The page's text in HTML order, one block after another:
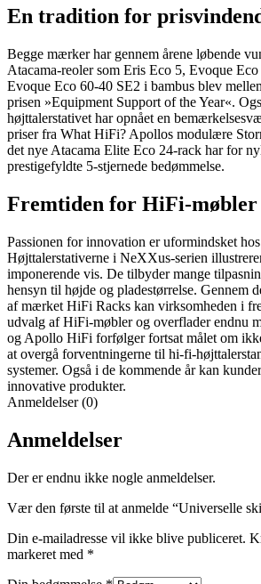
En tradition for
Begge mærker har gennem årene løbende
Atacama-reoler som Eris Eco 5, Evoque
Evoque Eco 60-40 SE2 i bambus blev
prisen »Equipment Support of the Year«.
højttalerstativet har opnået en
priser fra What HiFi? Apollos modulære
det nye Atacama Elite Eco 24-rack har for
prestigefyldte 5-stjernede bedømmelse.
Fremtiden for HiFi-møbler
Passionen for innovation er uformindsket
Højttalerstativerne i NeXXus-serien
imponerende vis. De tilbyder mange
hensyn til højde og pladestørrelse. Gennem
af mærket HiFi Racks kan virksomheden i
udvalg af HiFi-møbler og overflader endnu
og Apollo HiFi forfølger fortsat målet om
at overgå forventningerne til hi-fi-
systemer. Også i de kommende år kan
innovative produkter.
Anmeldelser (0)
Anmeldelser
Der er endnu ikke nogle anmeldelser.
Vær den første til at anmelde “Universelle
Din e-mailadresse vil ikke blive publiceret.
markeret med *